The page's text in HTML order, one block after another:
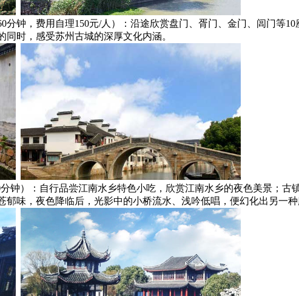
分钟，费用自理150元/人）：沿途欣赏盘门、胥门、金门、闾门等
时，感受苏州古城的深厚文化内涵。
分钟）：自行品尝江南水乡特色小吃，欣赏江南水乡的夜色美景；
味，夜色降临后，光影中的小桥流水、浅吟低唱，便幻化出另一